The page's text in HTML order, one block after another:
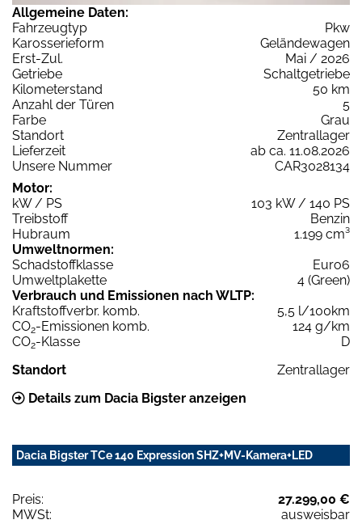
Allgemeine Daten:
Fahrzeugtyp
Pkw
Karosserieform
Geländewagen
Erst-Zul.
Mai / 2026
Getriebe
Schaltgetriebe
Kilometerstand
50 km
Anzahl der Türen
5
Farbe
Grau
Standort
Zentrallager
Lieferzeit
ab ca. 11.08.2026
Unsere Nummer
CAR3028134
Motor:
kW / PS
103 kW / 140 PS
Treibstoff
Benzin
Hubraum
1.199 cm³
Umweltnormen:
Schadstoffklasse
Euro6
Umweltplakette
4 (Green)
Verbrauch und Emissionen nach WLTP:
Kraftstoffverbr. komb.
5,5 l/100km
CO2-Emissionen komb.
124 g/km
CO2-Klasse
D
Standort
Zentrallager
Details zum Dacia Bigster anzeigen
Dacia Bigster TCe 140 Expression SHZ+MV-Kamera+LED
Preis:
27.299,00 €
MWSt:
ausweisbar